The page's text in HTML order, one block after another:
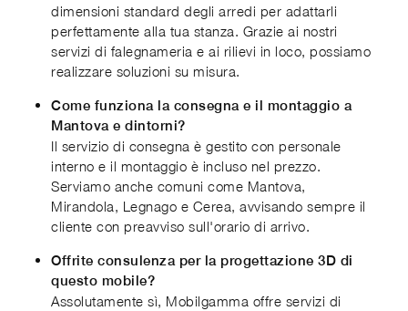
dimensioni standard degli arredi per adattarli
perfettamente alla tua stanza. Grazie ai nostri
servizi di falegnameria e ai rilievi in loco, possiamo
realizzare soluzioni su misura.
Come funziona la consegna e il montaggio a
Mantova e dintorni?
Il servizio di consegna è gestito con personale
interno e il montaggio è incluso nel prezzo.
Serviamo anche comuni come Mantova,
Mirandola, Legnago e Cerea, avvisando sempre il
cliente con preavviso sull'orario di arrivo.
Offrite consulenza per la progettazione 3D di
questo mobile?
Assolutamente sì, Mobilgamma offre servizi di